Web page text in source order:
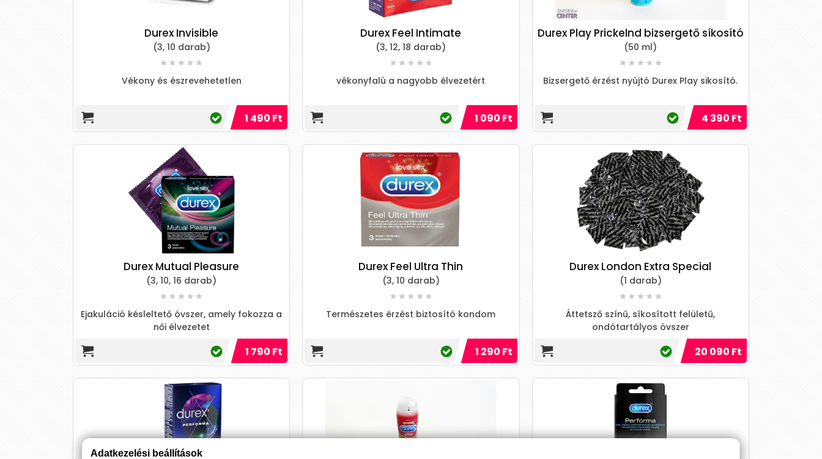
Durex Invisible
(3, 10 darab)
Vékony és észrevehetetlen
1 490 Ft
Durex Feel Intimate
(3, 12, 18 darab)
vékonyfalú a nagyobb élvezetért
1 090 Ft
Durex Play Prickelnd bizsergető síkosító
(50 ml)
Bizsergető érzést nyújtó Durex Play sikosító.
4 390 Ft
Durex Mutual Pleasure
(3, 10, 16 darab)
Ejakuláció késleltető óvszer, amely fokozza a
női élvezetet
1 790 Ft
Durex Feel Ultra Thin
(3, 10 darab)
Természetes érzést biztosító kondom
1 290 Ft
Durex London Extra Special
(1 darab)
Áttetsző színű, síkosított felületű,
ondótartályos óvszer
20 090 Ft
Adatkezelési beállítások